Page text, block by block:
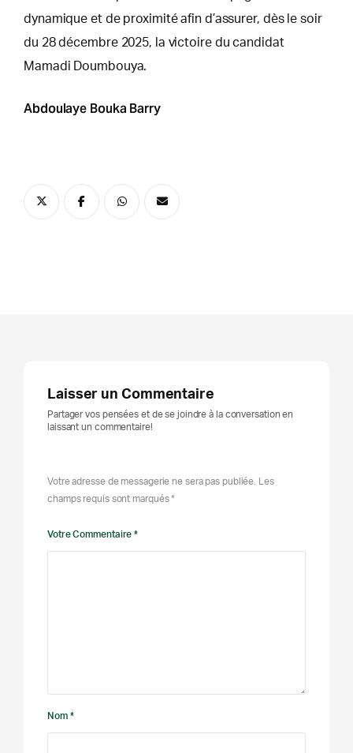
dynamique et de proximité afin d’assurer, dès le soir
du 28 décembre 2025, la victoire du candidat
Mamadi Doumbouya.
Abdoulaye Bouka Barry
Laisser un Commentaire
Partager vos pensées et de se joindre à la conversation en
laissant un commentaire!
Votre adresse de messagerie ne sera pas publiée. Les
champs requis sont marqués *
Votre Commentaire *
Nom *